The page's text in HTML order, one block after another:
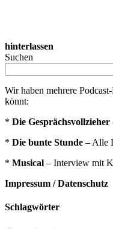
hinterlassen
Suchen
Wir haben mehrere
könnt:
* Die Gesprächsvollzieher
* Die bunte Stunde – Alle
* Musical – Interview mit
Impressum / Datenschutz
Schlagwörter